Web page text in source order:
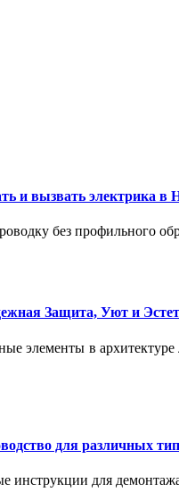
и вызвать электрика в
без профильного
Защита, Уют и
элементы в
для различных
инструкции для